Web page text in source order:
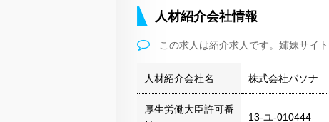
人材紹介会社情報
この求人は紹介求人です。姉妹サイト
人材紹介会社名 株式会社パソナ
厚生労働大臣許可番
13-ユ-010444